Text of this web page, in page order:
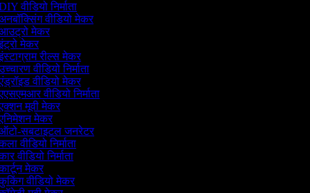
वीडियो निर्माता
वीडियो मेकर
मेकर
मेकर
रील्स मेकर
वीडियो निर्माता
वीडियो मेकर
वीडियो निर्माता
मूवी मेकर
मेकर
सबटाइटल जनरेटर
वीडियो निर्माता
वीडियो निर्माता
मेकर
वीडियो मेकर